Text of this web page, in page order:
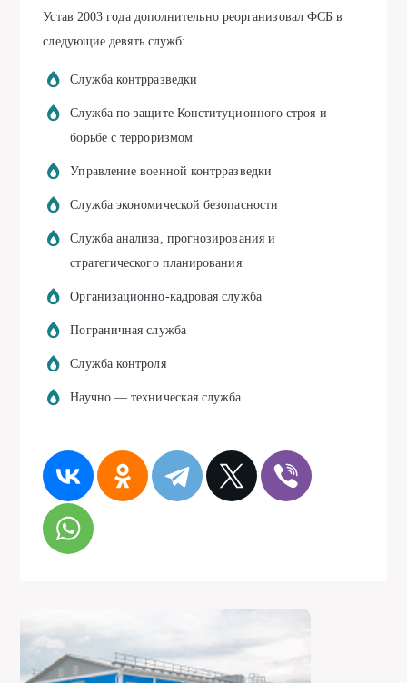
Устав 2003 года дополнительно реорганизовал ФСБ в
следующие девять служб:
Служба контрразведки
Служба по защите Конституционного строя и
борьбе с терроризмом
Управление военной контрразведки
Служба экономической безопасности
Служба анализа, прогнозирования и
стратегического планирования
Организационно-кадровая служба
Пограничная служба
Служба контроля
Научно — техническая служба